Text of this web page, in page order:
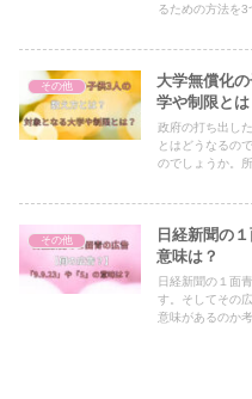
るための方法を3
その他
大学無償化
学や制限とは
政府の打ち出し
とはどうなるの
のでしょうか。
その他
日経新聞の
意味は？
日経新聞の１面
す。そしてその
意味があるのか